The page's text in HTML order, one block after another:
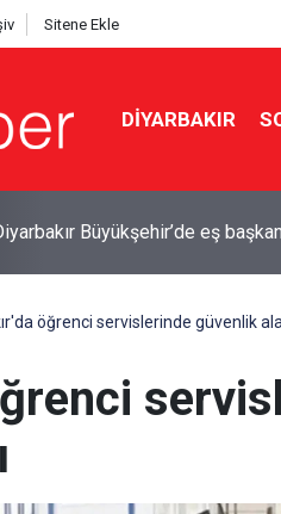
Sitene Ekle
DIYARBAKIR
kızlarıyla gündem olan
öğrenci servislerinde güvenlik